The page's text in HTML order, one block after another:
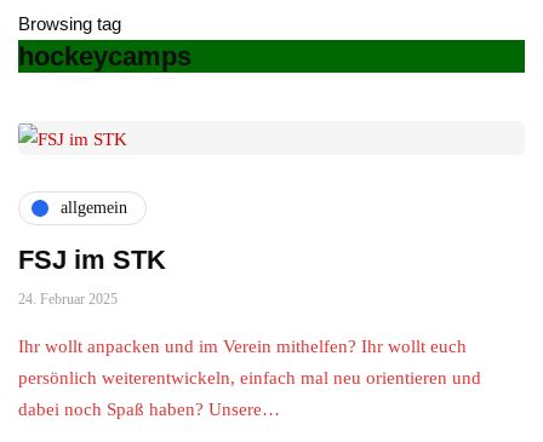
Browsing tag
hockeycamps
allgemein
FSJ im STK
24. Februar 2025
Ihr wollt anpacken und im Verein mithelfen? Ihr wollt euch
persönlich weiterentwickeln, einfach mal neu orientieren und
dabei noch Spaß haben? Unsere…